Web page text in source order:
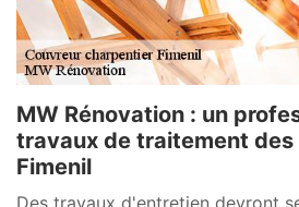
MW Rénovation : un
travaux de traitement des
Fimenil
Des travaux d'entretien devront